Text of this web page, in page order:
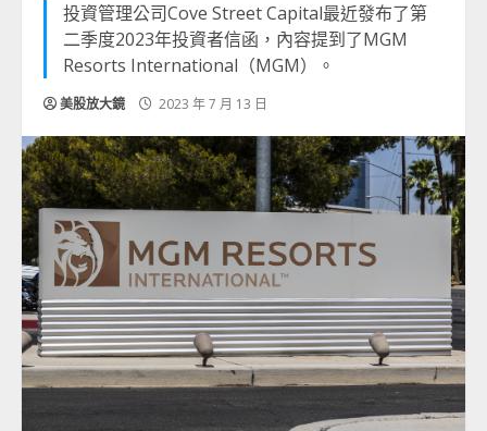
投資管理公司Cove Street Capital最近發布了第
二季度2023年投資者信函，內容提到了MGM
Resorts International（MGM）。
美股放大鏡 2023 年 7 月 13 日